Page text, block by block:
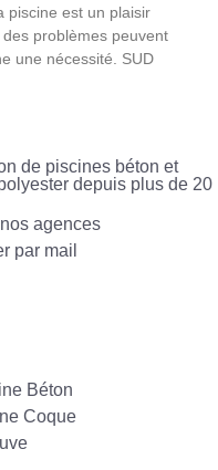
piscine est un plaisir
problèmes peuvent
une nécessité. SUD
de piscines béton et
depuis plus de 20
agences
par mail
Béton
Coque